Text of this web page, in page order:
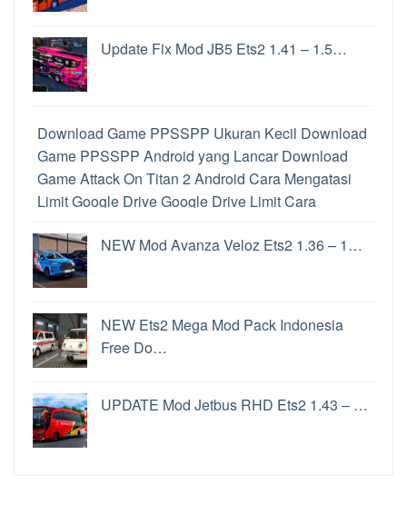
Update Fix Mod JB5 Ets2 1.41 – 1.5…
Download Game PPSSPP Ukuran Kecil Download
Game PPSSPP Android yang Lancar Download
Game Attack On Titan 2 Android Cara Mengatasi
Limit Google DriveGoogle Drive LimitCara
PPSSPP Untuk PC Perbedaan PPSSPP dan
PPSSPP Gold
Android
Convoy Ets2Game Penghasil uang Langsung Ke
Rekening
Game Penghasil Uang Update Windows
11Cara Update Windows 11
MembayarAplikasi Penghasil Uang Ets2 Apk
Aplikasi Saham Terbaik
Crypto Terpercaya Di Indonesia
NEW Mod Avanza Veloz Ets2 1.36 – 1…
NEW Ets2 Mega Mod Pack Indonesia
Free Do…
UPDATE Mod Jetbus RHD Ets2 1.43 – …